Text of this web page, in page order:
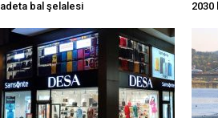
adeta bal şelalesi
2030